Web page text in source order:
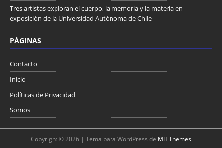
Tres artistas exploran el cuerpo, la memoria y la materia en
exposición de la Universidad Autónoma de Chile
PÁGINAS
Contacto
Inicio
Políticas de Privacidad
Somos
Copyright © 2026 | Tema para WordPress de MH Themes